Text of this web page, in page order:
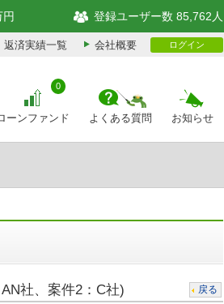
円 登録ユーザー数 85,762人
返済実績一覧 会社概要 ログイン
ーンファンド
0
よくある質問 お知らせ
社、案件2：C社) 戻る